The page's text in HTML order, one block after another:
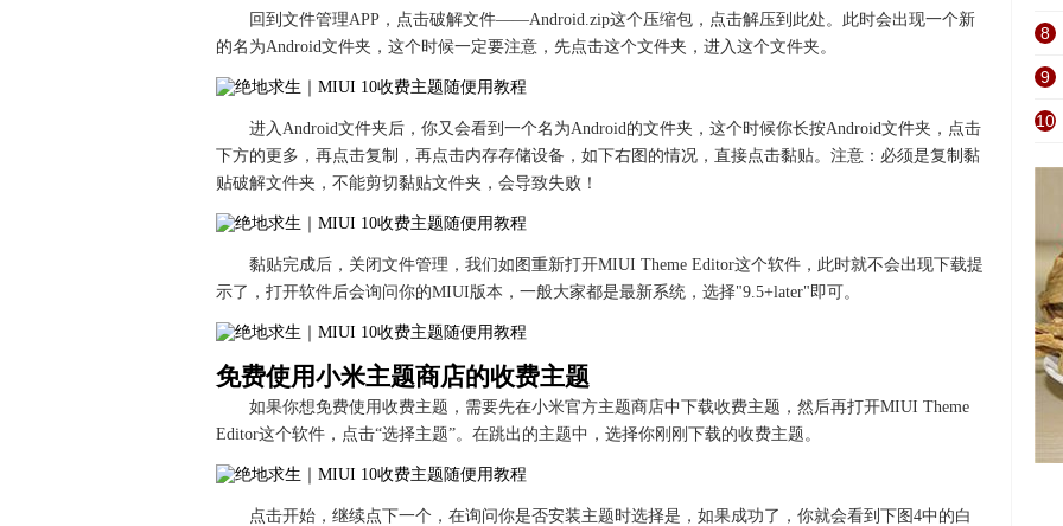
回到文件管理APP，点击破解文件——Android.zip这个压缩包，点击解压到此处。此时会出现一个新
的名为Android文件夹，这个时候一定要注意，先点击这个文件夹，进入这个文件夹。
进入Android文件夹后，你又会看到一个名为Android的文件夹，这个时候你长按Android文件夹，点击
下方的更多，再点击复制，再点击内存存储设备，如下右图的情况，直接点击黏贴。注意：必须是复制黏
贴破解文件夹，不能剪切黏贴文件夹，会导致失败！
黏贴完成后，关闭文件管理，我们如图重新打开MIUI Theme Editor这个软件，此时就不会出现下载提
示了，打开软件后会询问你的MIUI版本，一般大家都是最新系统，选择"9.5+later"即可。
免费使用小米主题商店的收费主题
如果你想免费使用收费主题，需要先在小米官方主题商店中下载收费主题，然后再打开MIUI Theme
Editor这个软件，点击“选择主题”。在跳出的主题中，选择你刚刚下载的收费主题。
点击开始，继续点下一个，在询问你是否安装主题时选择是，如果成功了，你就会看到下图4中的白
8
9
10